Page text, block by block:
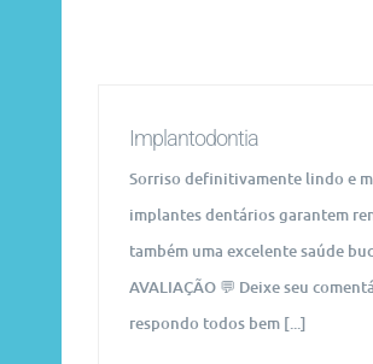
Implantodontia
Sorriso definitivamente lindo e
implantes dentários garantem
também uma excelente saúde
AVALIAÇÃO 💬 Deixe seu
respondo todos bem [...]